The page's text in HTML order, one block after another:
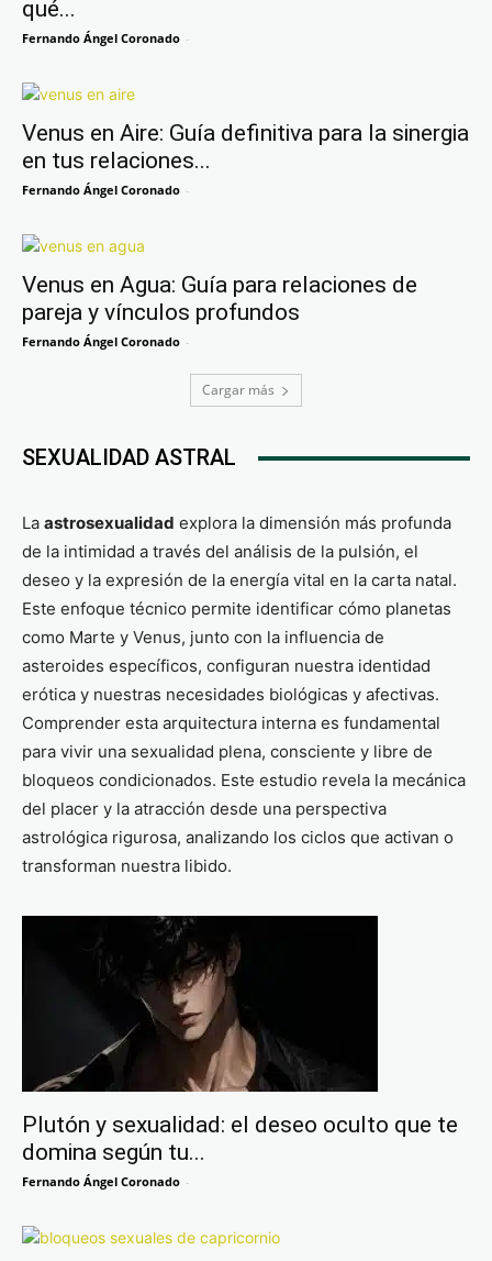
qué...
Fernando Ángel Coronado -
Venus en Aire: Guía definitiva para la sinergia
en tus relaciones...
Fernando Ángel Coronado -
Venus en Agua: Guía para relaciones de
pareja y vínculos profundos
Fernando Ángel Coronado -
Cargar más
SEXUALIDAD ASTRAL
La astrosexualidad explora la dimensión más profunda
de la intimidad a través del análisis de la pulsión, el
deseo y la expresión de la energía vital en la carta natal.
Este enfoque técnico permite identificar cómo planetas
como Marte y Venus, junto con la influencia de
asteroides específicos, configuran nuestra identidad
erótica y nuestras necesidades biológicas y afectivas.
Comprender esta arquitectura interna es fundamental
para vivir una sexualidad plena, consciente y libre de
bloqueos condicionados. Este estudio revela la mecánica
del placer y la atracción desde una perspectiva
astrológica rigurosa, analizando los ciclos que activan o
transforman nuestra libido.
Plutón y sexualidad: el deseo oculto que te
domina según tu...
Fernando Ángel Coronado -